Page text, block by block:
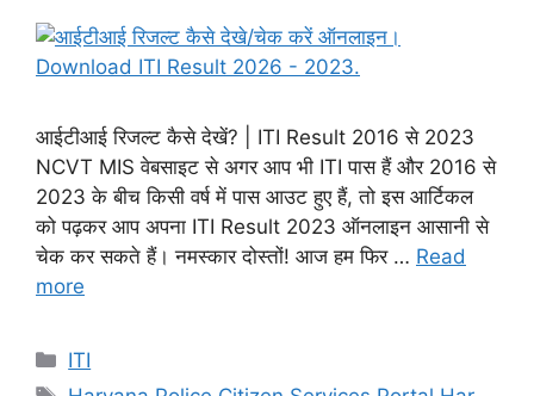
आईटीआई रिजल्ट कैसे देखें? | ITI Result 2016 से 2023
NCVT MIS वेबसाइट से अगर आप भी ITI पास हैं और 2016 से
2023 के बीच किसी वर्ष में पास आउट हुए हैं, तो इस आर्टिकल
को पढ़कर आप अपना ITI Result 2023 ऑनलाइन आसानी से
चेक कर सकते हैं। नमस्कार दोस्तों! आज हम फिर … Read
more
Categories
ITI
Tags